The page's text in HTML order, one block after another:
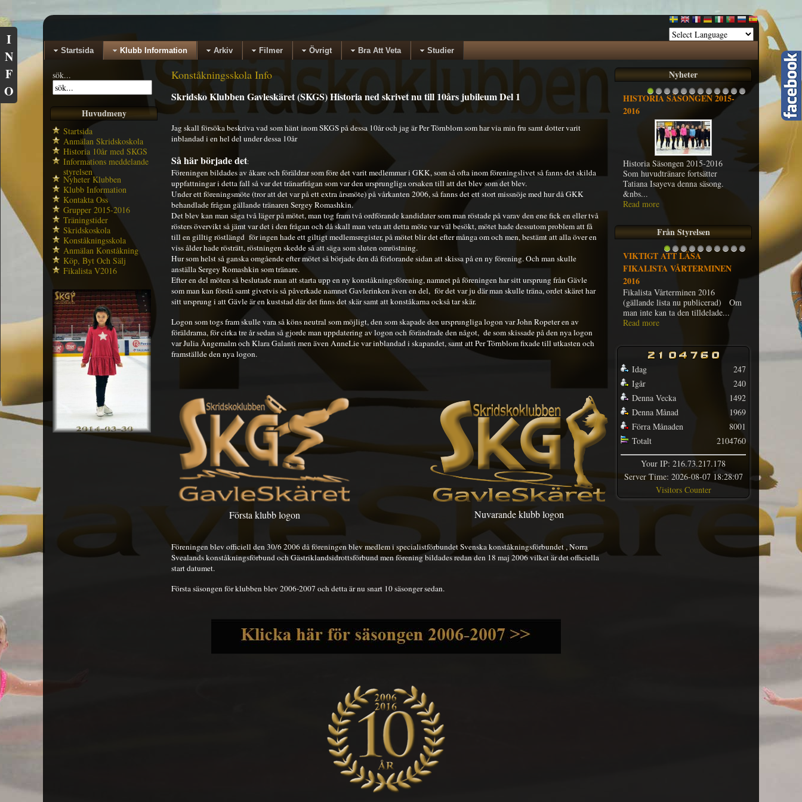
Startsida Klubb Information Arkiv Filmer Övrigt Bra Att Veta Studier
sök...
Huvudmeny
Startsida
Anmälan Skridskoskola
Historia 10år med SKGS
Informations meddelande
styrelsen
Nyheter Klubben
Klubb Information
Kontakta Oss
Grupper 2015-2016
Träningstider
Skridskoskola
Konståkningsskola
Anmälan Konståkning
Köp, Byt Och Sälj
Fikalista V2016
Konståkningsskola Info
Skridsko Klubben Gavleskäret (SKGS) Historia ned skrivet nu till 10års jubileum Del 1
Jag skall försöka beskriva vad som hänt inom SKGS på dessa 10år och jag är Per Törnblom som har via min fru samt dotter varit
inblandad i en hel del under dessa 10år
Så här började det:
Föreningen bildades av åkare och föräldrar som före det varit medlemmar i GKK, som så ofta inom föreningslivet så fanns det skilda
uppfattningar i detta fall så var det tränarfrågan som var den ursprungliga orsaken till att det blev som det blev.
Under ett föreningsmöte (tror att det var på ett extra årsmöte) på vårkanten 2006, så fanns det ett stort missnöje med hur då GKK
behandlade frågan gällande tränaren Sergey Romashkin.
Det blev kan man säga två läger på mötet, man tog fram två ordförande kandidater som man röstade på varav den ene fick en eller två
rösters övervikt så jämt var det i den frågan och då skall man veta att detta möte var väl besökt, mötet hade dessutom problem att få
till en gilltig röstlängd för ingen hade ett giltigt medlemsregister, på mötet blir det efter många om och men, bestämt att alla över en
viss ålder hade rösträtt, röstningen skedde så att säga som sluten omröstning.
Hur som helst så ganska omgående efter mötet så började den då förlorande sidan att skissa på en ny förening. Och man skulle
anställa Sergey Romashkin som tränare.
Efter en del möten så beslutade man att starta upp en ny konståkningsförening, namnet på föreningen har sitt ursprung från Gävle
som man kan förstå samt givetvis så påverkade namnet Gavlerinken även en del, för det var ju där man skulle träna, ordet skäret har
sitt ursprung i att Gävle är en kuststad där det finns det skär samt att konståkarna också tar skär.
Logon som togs fram skulle vara så köns neutral som möjligt, den som skapade den ursprungliga logon var John Ropeter en av
föräldrarna, för cirka tre år sedan så gjorde man uppdatering av logon och förändrade den något, de som skissade på den nya logon
var Julia Ängemalm och Klara Galanti men även AnneLie var inblandad i skapandet, samt att Per Törnblom fixade till utkasten och
framställde den nya logon.
Första klubb logon Nuvarande klubb logon
Föreningen blev officiell den 30/6 2006 då föreningen blev medlem i specialistförbundet Svenska konståkningsförbundet , Norra
Svealands konståkningsförbund och Gästriklandsidrottsförbundmen förening bildades redan den 18 maj 2006 vilket är det officiella
start datumet.
Första säsongen för klubben blev 2006-2007 och detta är nu snart 10 säsonger sedan.
Nyheter
1 2 3 4 5 6 7 8 9 1011
HISTORIA SÄSONGEN 2015-
2016
Historia Säsongen 2015-2016
Som huvudtränare fortsätter
Tatiana Isayeva denna säsong.
&nbs...
Read more
Från Styrelsen
1 2 3 4 5
VIKTIGT ATT LÄSA
FIKALISTA VÅRTERMINEN
2016
Fikalista Vårterminen 2016
(gällande lista nu publicerad) Om
man inte kan ta den tilldelade...
Read more
Idag
Igår
Denna Vecka
Denna Månad
Förra Månaden
Totalt
247
240
1492
1969
8001
2104760
Your IP: 216.73.217.178
Server Time: 2026-08-07 18:28:07
Visitors Counter
I
N
F
O